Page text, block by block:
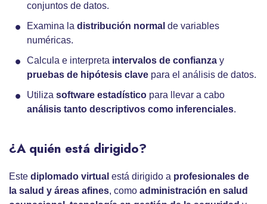
conjuntos de datos.
Examina la distribución normal de variables
numéricas.
Calcula e interpreta intervalos de confianza y
pruebas de hipótesis clave para el análisis de datos.
Utiliza software estadístico para llevar a cabo
análisis tanto descriptivos como inferenciales.
¿A quién está dirigido?
Este diplomado virtual está dirigido a profesionales de
la salud y áreas afines, como administración en salud